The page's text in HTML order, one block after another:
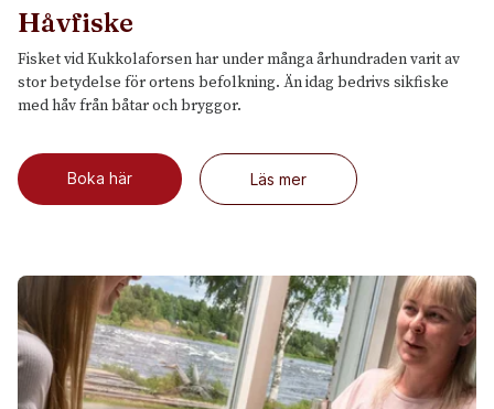
Håvfiske
Fisket vid Kukkolaforsen har under många århundraden varit av
stor betydelse för ortens befolkning. Än idag bedrivs sikfiske
med håv från båtar och bryggor.
Boka här Läs mer